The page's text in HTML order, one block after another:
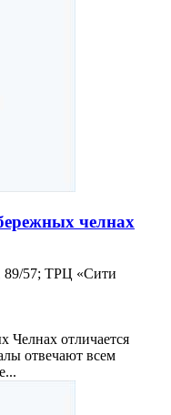
челнах
89/57; ТРЦ «Сити
Челнах отличается
отвечают всем